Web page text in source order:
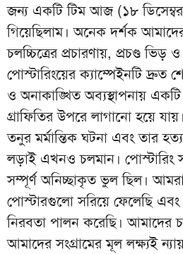
জন্য একটি টিম আজ (১৮
গিয়েছিলাম। অনেক দর্শক
চলচ্চিত্রের প্রচারণায়, প্রচণ্ড
পোস্টারিংয়ের ক্যাম্পেইনটি
ও অনাকাঙ্খিত অব্যস্থাপনায়
গ্রাফিতির উপরে লাগানো হয়ে
তনুর মর্মান্তিক ঘটনা এবং তার
লড়াই এখনও চলমান। পোস্টারিং
সম্পূর্ণ অনিচ্ছাকৃত ভুল ছিল।
পোস্টারগুলো সরিয়ে ফেলেছি এবং
নিরবতা পালন করেছি। আমাদের
আমাদের সংগ্রামের মূল লক্ষ্যই